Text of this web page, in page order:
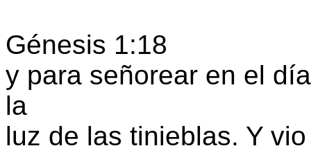
Génesis 1:18
y para señorear en el
la
luz de las tinieblas. Y